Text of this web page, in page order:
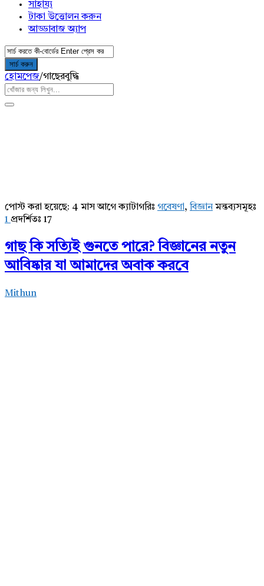
সাহায্য
টাকা উত্তোলন করুন
আড্ডাবাজ অ্যাপ
হোমপেজ/গাছেরবুদ্ধি
AddaBuzz.net
Articles
পোস্ট করা হয়েছে: 4 মাস আগে ক্যাটাগরিঃ গবেষণা,বিজ্ঞান মন্তব্যসমূহঃ
1 প্রদর্শিতঃ 17
গাছ কি সত্যিই গুনতে পারে? বিজ্ঞানের নতুন
আবিষ্কার যা আমাদের অবাক করবে
Mithun